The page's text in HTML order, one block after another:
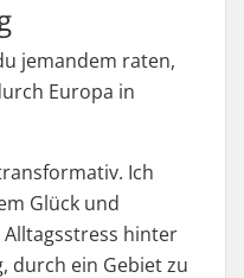
jemandem raten,
Europa in
Ich
Glück und
hinter
durch ein Gebiet zu